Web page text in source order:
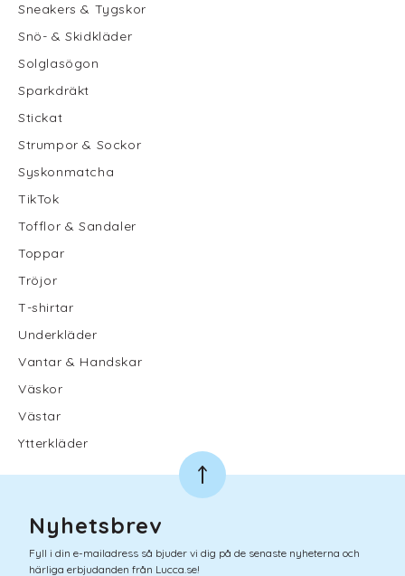
Sneakers & Tygskor
Snö- & Skidkläder
Solglasögon
Sparkdräkt
Stickat
Strumpor & Sockor
Syskonmatcha
TikTok
Tofflor & Sandaler
Toppar
Tröjor
T-shirtar
Underkläder
Vantar & Handskar
Väskor
Västar
Ytterkläder
Nyhetsbrev
Fyll i din e-mailadress så bjuder vi dig på de senaste nyheterna och
härliga erbjudanden från Lucca.se!